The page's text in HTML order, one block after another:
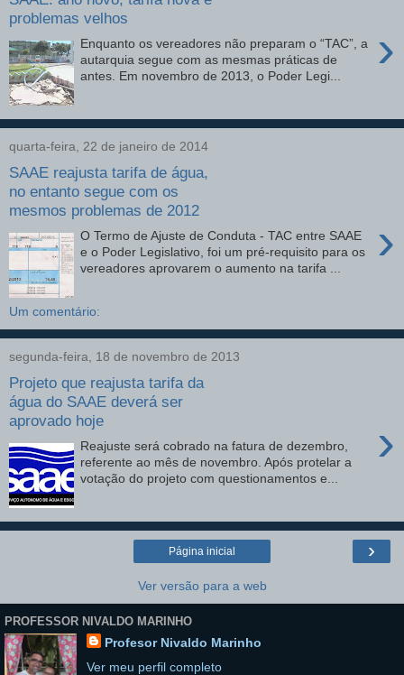
problemas velhos
›
Enquanto os vereadores não preparam o “TAC”, a
autarquia segue com as mesmas práticas de
antes. Em novembro de 2013, o Poder Legi...
quarta-feira, 22 de janeiro de 2014
SAAE reajusta tarifa de água,
no entanto segue com os
mesmos problemas de 2012
›
O Termo de Ajuste de Conduta - TAC entre SAAE
e o Poder Legislativo, foi um pré-requisito para os
vereadores aprovarem o aumento na tarifa ...
Um comentário:
segunda-feira, 18 de novembro de 2013
Projeto que reajusta tarifa da
água do SAAE deverá ser
aprovado hoje
›
Reajuste será cobrado na fatura de dezembro,
referente ao mês de novembro. Após protelar a
votação do projeto com questionamentos e...
›
Página inicial
Ver versão para a web
PROFESSOR NIVALDO MARINHO
Profesor Nivaldo Marinho
Ver meu perfil completo